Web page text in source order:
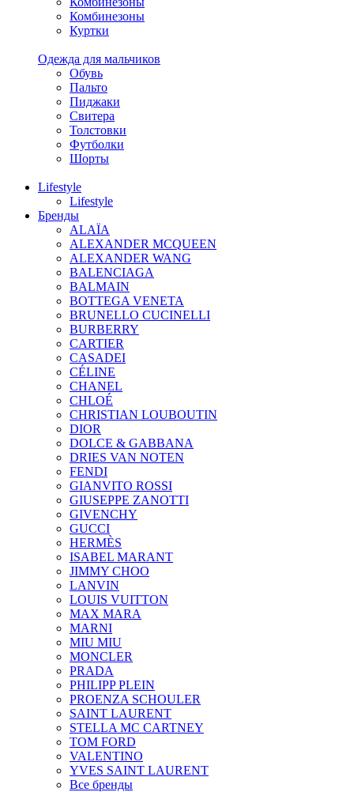
Комбинезоны
Куртки
Одежда для мальчиков
Обувь
Пальто
Пиджаки
Свитера
Толстовки
Футболки
Шорты
Lifestyle
Lifestyle
Бренды
ALAÏA
ALEXANDER MCQUEEN
ALEXANDER WANG
BALENCIAGA
BALMAIN
BOTTEGA VENETA
BRUNELLO CUCINELLI
BURBERRY
CARTIER
CASADEI
CÉLINE
CHANEL
CHLOÉ
CHRISTIAN LOUBOUTIN
DIOR
DOLCE & GABBANA
DRIES VAN NOTEN
FENDI
GIANVITO ROSSI
GIUSEPPE ZANOTTI
GIVENCHY
GUCCI
HERMÈS
ISABEL MARANT
JIMMY CHOO
LANVIN
LOUIS VUITTON
MAX MARA
MARNI
MIU MIU
MONCLER
PRADA
PHILIPP PLEIN
PROENZA SCHOULER
SAINT LAURENT
STELLA MC CARTNEY
TOM FORD
VALENTINO
YVES SAINT LAURENT
Все бренды